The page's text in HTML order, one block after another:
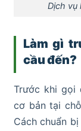
Dịch vụ
Làm gì
cầu đến?
Trước khi gọi
cơ bản tại
Cách chuẩn